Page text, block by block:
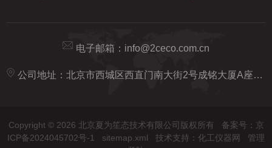
电子邮箱： info@2ceco.com.cn
公司地址：北京市西城区西直门南大街2号成铭大厦A座20H
Copyright © 2026 北京夏为笙态技术有限公司版权所有 备案号：京
ICP备2024045702号-1
sitemap.xml 技术支持： 化工仪器网
管理